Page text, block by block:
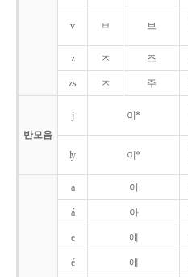
v ㅂ 브
z ㅈ 즈
zs ㅈ 주
반모음
j 이*
ly 이*
a 어
á 아
e 에
é 에